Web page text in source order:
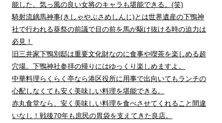
能した。気っ風の良い女将のキャラも堪能できる。(笑)
騎射流鏑馬神事(きしゃやぶさめしんじ)とは世界遺産の下鴨神
社で行われる葵祭の前議で目の前を馬が駆け抜ける時の迫力は
必見！
旧三井家下鴨別邸は重要文化財なのに食事や喫茶を楽しめる超
穴場。下鴨神社参拝の帰りにはゆっくり楽しめますよ。
中華料理らくらく亭なら港区役所に用事で出向いてもランチの
心配しなくても安く美味しい料理を堪能できる。
赤丸食堂なら、安く美味しい料理を食べさせてくれること間違
いなし！戦後70年も庶民の胃袋を支えてきた良店。